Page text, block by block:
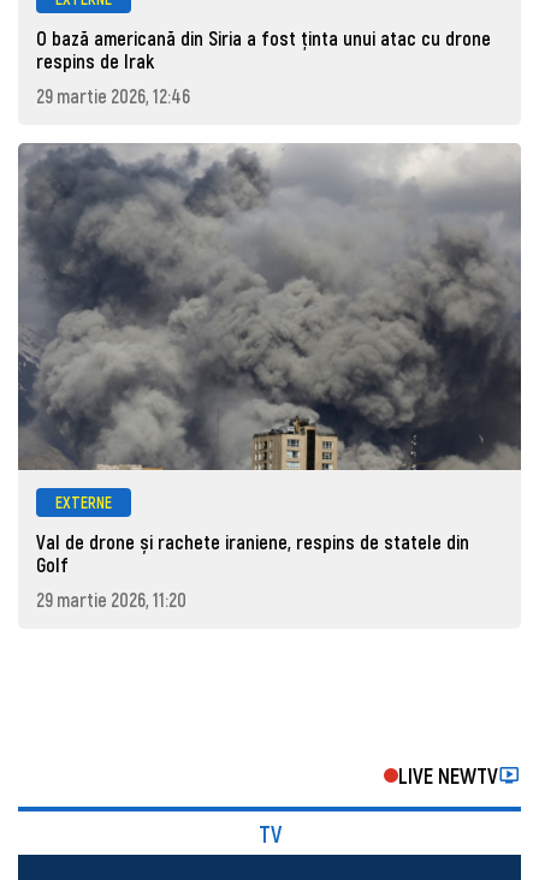
O bază americană din Siria a fost ținta unui atac cu drone
respins de Irak
29 martie 2026, 12:46
EXTERNE
Val de drone și rachete iraniene, respins de statele din
Golf
29 martie 2026, 11:20
LIVE NEWTV
TV